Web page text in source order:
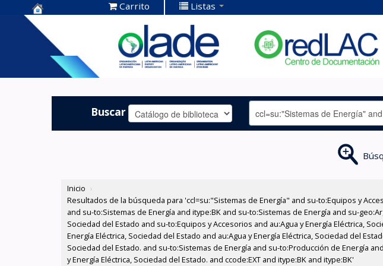
Centro de
Documentación
OLADE -
Carrito Listas
Buscar
Inicio ›
Resultados de la búsqueda para 'ccl=su:"Sistemas de Energía" and su-to:Equipos y
and su-to:Sistemas de Energía and itype:BK and su-to:Sistemas de Energía and su-
Sociedad del Estado and su-to:Equipos y Accesorios and au:Agua y Energía Eléctrica,
Energía Eléctrica, Sociedad del Estado and au:Agua y Energía Eléctrica, Sociedad del
Sociedad del Estado. and su-to:Sistemas de Energía and su-to:Producción de Energía
y Energía Eléctrica, Sociedad del Estado. and ccode:EXT and itype:BK and itype:BK'